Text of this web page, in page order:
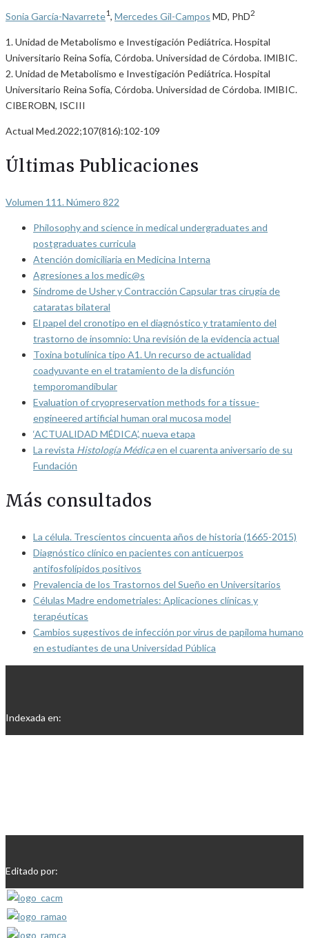
Sonia García-Navarrete1, Mercedes Gil-Campos MD, PhD2
1. Unidad de Metabolismo e Investigación Pediátrica. Hospital
Universitario Reina Sofía, Córdoba. Universidad de Córdoba. IMIBIC.
2. Unidad de Metabolismo e Investigación Pediátrica. Hospital
Universitario Reina Sofía, Córdoba. Universidad de Córdoba. IMIBIC.
CIBEROBN, ISCIII
Actual Med.2022;107(816):102-109
Últimas Publicaciones
Volumen 111. Número 822
Philosophy and science in medical undergraduates and
postgraduates curricula
Atención domiciliaria en Medicina Interna
Agresiones a los medic@s
Síndrome de Usher y Contracción Capsular tras cirugía de
cataratas bilateral
El papel del cronotipo en el diagnóstico y tratamiento del
trastorno de insomnio: Una revisión de la evidencia actual
Toxina botulínica tipo A1. Un recurso de actualidad
coadyuvante en el tratamiento de la disfunción
temporomandibular
Evaluation of cryopreservation methods for a tissue-
engineered artificial human oral mucosa model
‘ACTUALIDAD MÉDICA’, nueva etapa
La revista Histología Médicaen el cuarenta aniversario de su
Fundación
Más consultados
La célula. Trescientos cincuenta años de historia (1665-2015)
Diagnóstico clínico en pacientes con anticuerpos
antifosfolípidos positivos
Prevalencia de los Trastornos del Sueño en Universitarios
Células Madre endometriales: Aplicaciones clínicas y
terapéuticas
Cambios sugestivos de infección por virus de papiloma humano
en estudiantes de una Universidad Pública
Indexada en:
Editado por: